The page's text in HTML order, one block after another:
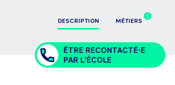
DESCRIPTION
1
MÉTIERS
ÊTRE RECONTACTÉ•E
PAR L'ÉCOLE